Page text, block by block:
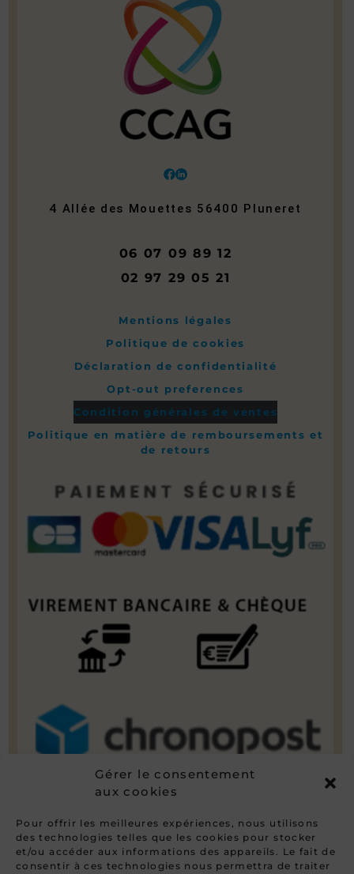
Gérer le consentement
aux cookies
Pour offrir les meilleures expériences, nous utilisons
des technologies telles que les cookies pour stocker
et/ou accéder aux informations des appareils. Le fait de
consentir à ces technologies nous permettra de traiter
4 Allée des Mouettes 56400 Pluneret
06 07 09 89 12
02 97 29 05 21
Mentions légales
Politique de cookies
Déclaration de confidentialité
Opt-out preferences
Condition générales de ventes
Politique en matière de remboursements et
de retours